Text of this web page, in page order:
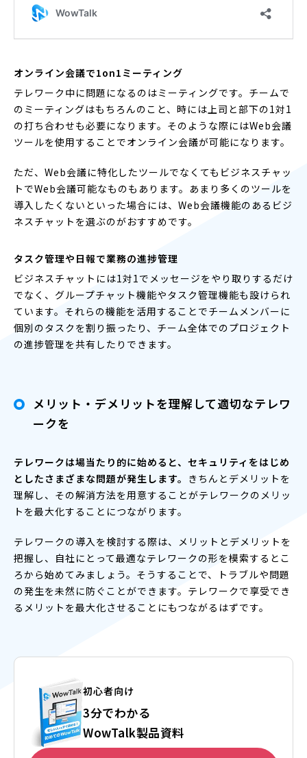
オンライン会議で1on1ミーティング
テレワーク中に問題になるのはミーティングです。チームで
のミーティングはもちろんのこと、時には上司と部下の1対1
の打ち合わせも必要になります。そのような際にはWeb会議
ツールを使用することでオンライン会議が可能になります。
ただ、Web会議に特化したツールでなくてもビジネスチャッ
トでWeb会議可能なものもあります。あまり多くのツールを
導入したくないといった場合には、Web会議機能のあるビジ
ネスチャットを選ぶのがおすすめです。
タスク管理や日報で業務の進捗管理
ビジネスチャットには1対1でメッセージをやり取りするだけ
でなく、グループチャット機能やタスク管理機能も設けられ
ています。それらの機能を活用することでチームメンバーに
個別のタスクを割り振ったり、チーム全体でのプロジェクト
の進捗管理を共有したりできます。
メリット・デメリットを理解して適切なテレワ
ークを
テレワークは場当たり的に始めると、セキュリティをはじめ
としたさまざまな問題が発生します。 きちんとデメリットを
理解し、その解消方法を用意することがテレワークのメリッ
トを最大化することにつながります。
テレワークの導入を検討する際は、メリットとデメリットを
把握し、自社にとって最適なテレワークの形を模索するとこ
ろから始めてみましょう。そうすることで、トラブルや問題
の発生を未然に防ぐことができます。テレワークで享受でき
るメリットを最大化させることにもつながるはずです。
初心者向け
3分でわかる
WowTalk製品資料